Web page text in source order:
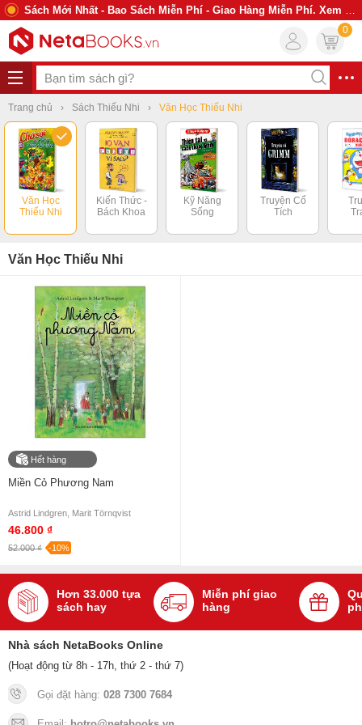
Sách Mới Nhất - Bao Sách Miễn Phí - Giao Hàng Miễn Phí. Xem Ngay
0
Trang chủ Sách Thiếu Nhi Văn Học Thiếu Nhi
Văn Học
Thiếu Nhi
Kiến Thức -
Bách Khoa
Kỹ Năng
Sống
Truyện Cổ
Tích
Văn Học Thiếu Nhi
Hết hàng
Miền Cỏ Phương Nam
Astrid Lindgren, Marit Törnqvist
46.800 ₫
52.000 ₫ -10%
Hơn 33.000 tựa
sách hay
Miễn phí giao
hàng
Nhà sách NetaBooks Online
(Hoạt động từ 8h - 17h, thứ 2 - thứ 7)
Gọi đặt hàng: 028 7300 7684